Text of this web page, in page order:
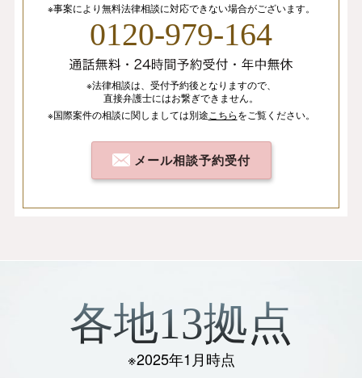
※事案により無料法律相談に対応できない場合がございます。
0120-979-164
※法律相談は、 受付予約後となりますので、
直接弁護士にはお繋ぎできません。
※国際案件の相談に関しましては別途 こちらをご覧ください。
メール相談予約受付
各地13拠点
※2025年1月時点